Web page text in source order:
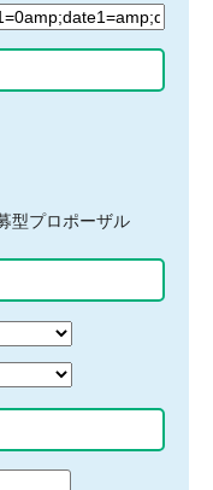
型プロポーザル